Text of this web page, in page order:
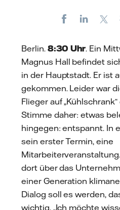
Facebook
Berlin. 8:30 Uhr. Ein
Magnus Hall befindet
in der Hauptstadt. Er ist
gekommen. Leider war
Flieger auf
Stimme daher: etwas
hingegen: entspannt. In
sein erster Termin, eine
dort über das
einer Generation
Dialog soll es werden,
wichtig. „Ich möchte